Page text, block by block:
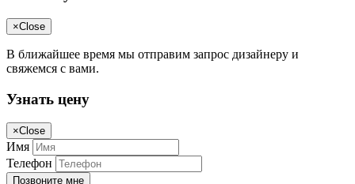
×Close
В ближайшее время мы отправим запрос дизайнеру и
свяжемся с вами.
Узнать цену
×Close
Имя
Телефон
Позвоните мне